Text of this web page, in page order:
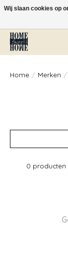
Vóór 14:00 besteld,
Home / Merken /
0 producten
Wij slaan cookies op